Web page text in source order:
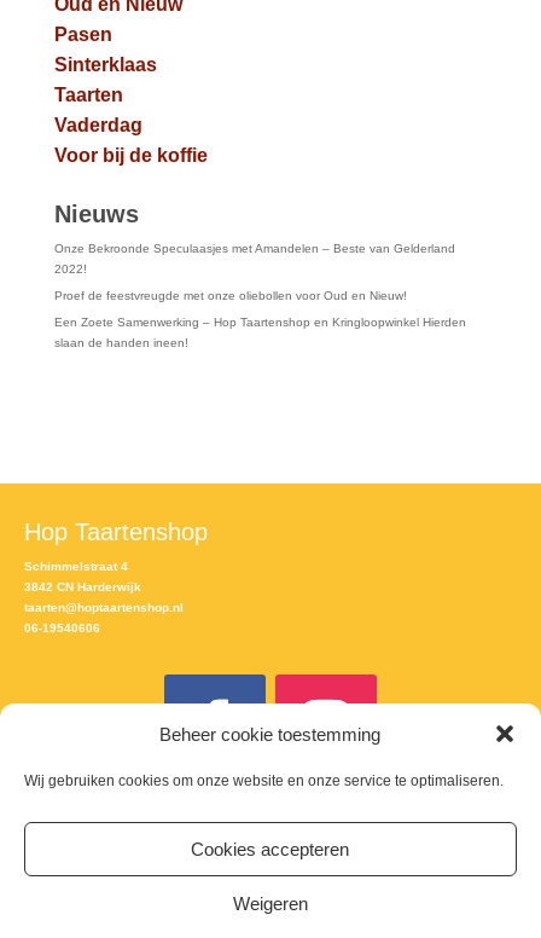
Beheer cookie toestemming
Wij gebruiken cookies om onze website en onze service te optimaliseren.
Cookies accepteren
Weigeren
Pasen
Sinterklaas
Taarten
Vaderdag
Voor bij de koffie
Nieuws
Onze Bekroonde Speculaasjes met Amandelen – Beste van Gelderland
2022!
Proef de feestvreugde met onze oliebollen voor Oud en Nieuw!
Een Zoete Samenwerking – Hop Taartenshop en Kringloopwinkel Hierden
slaan de handen ineen!
Hop Taartenshop
Schimmelstraat 4
3842 CN Harderwijk
taarten@hoptaartenshop.nl
06-19540606
Meld je aan voor de nieuwsbrief
Email